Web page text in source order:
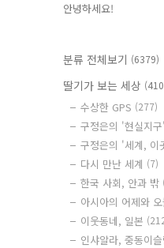
안녕하세요!
분류 전체보기 (6379)
딸기가 보는 세상
수상한 GPS (277)
구정은의 '현실지구'
구정은의 '세계, 이
다시 만난 세계 (7)
한국 사회, 안과 밖
아시아의 어제와
이웃동네, 일본
인샤알라, 중동이